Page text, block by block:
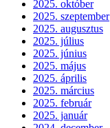
2025. október
2025. szeptember
2025. augusztus
2025. július
2025. június
2025. május
2025. április
2025. március
2025. február
2025. január